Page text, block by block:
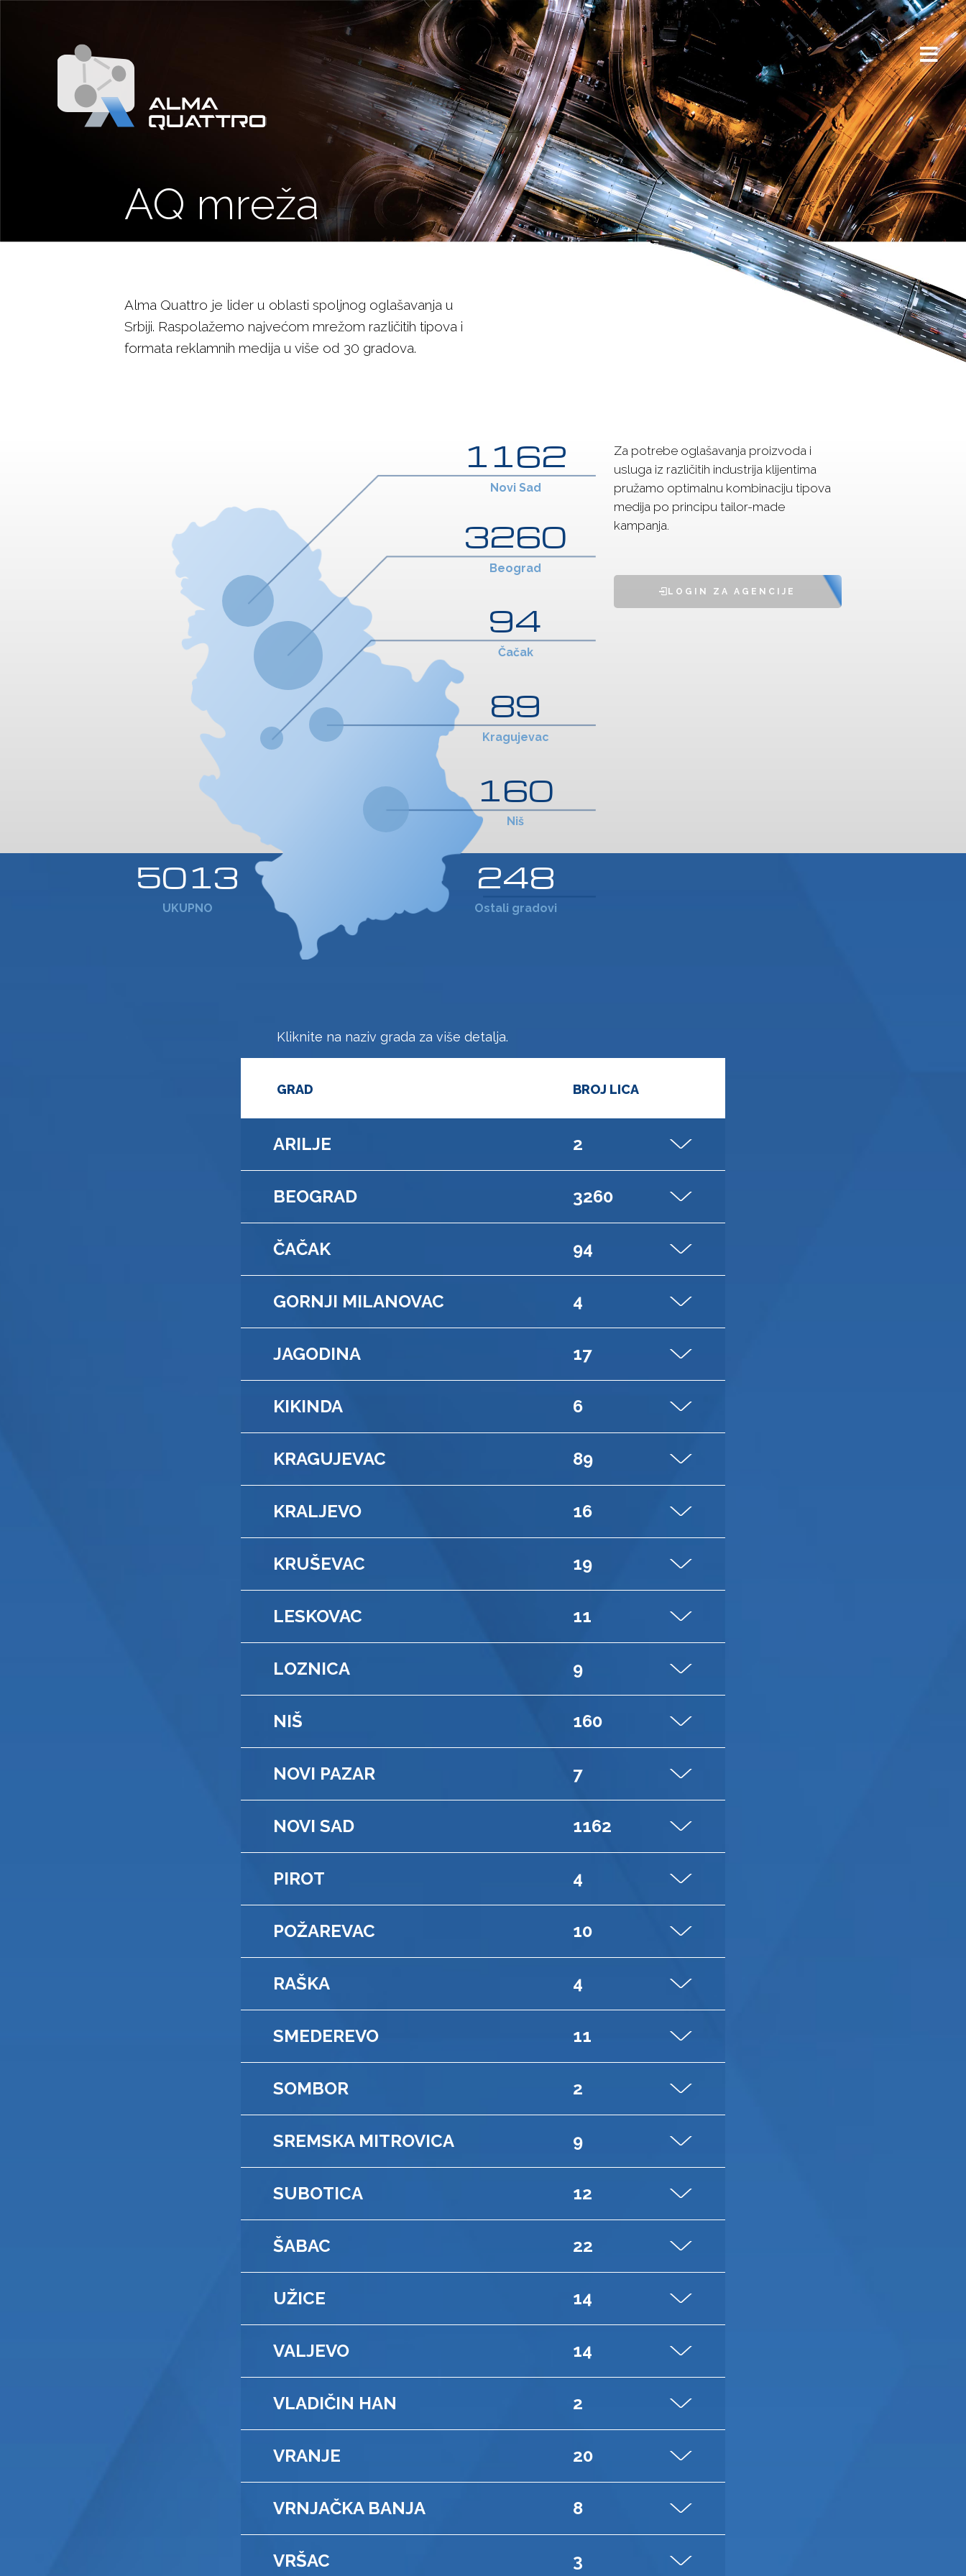
AQ mreža
Alma Quattro je lider u oblasti spoljnog oglašavanja u
Srbiji. Raspolažemo najvećom mrežom različitih tipova i
formata reklamnih medija u više od 30 gradova.
Novi Sad
Beograd
Čačak
Kragujevac
Niš
Ostali gradovi
1162
3260
94
89
160
248
5013
UKUPNO
Za potrebe oglašavanja proizvoda i
usluga iz različitih industrija klijentima
pružamo optimalnu kombinaciju tipova
medija po principu tailor-made
kampanja.
LOGIN ZA AGENCIJE
Kliknite na naziv grada za više detalja.
GRAD BROJ LICA
ARILJE 2 V
BEOGRAD 3260 V
ČAČAK 94 V
GORNJI MILANOVAC 4 V
JAGODINA 17 V
KIKINDA 6 V
KRAGUJEVAC 89 V
KRALJEVO 16 V
KRUŠEVAC 19 V
LESKOVAC 11 V
LOZNICA 9 V
NIŠ 160 V
NOVI PAZAR 7 V
NOVI SAD 1162 V
PIROT 4 V
POŽAREVAC 10 V
RAŠKA 4 V
SMEDEREVO 11 V
SOMBOR 2 V
SREMSKA MITROVICA 9 V
SUBOTICA 12 V
ŠABAC 22 V
UŽICE 14 V
VALJEVO 14 V
VLADIČIN HAN 2 V
VRANJE 20 V
VRNJAČKA BANJA 8 V
VRŠAC 3 V